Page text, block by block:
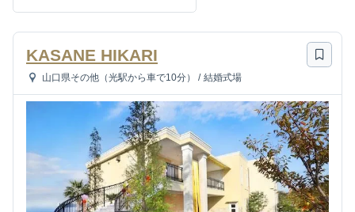
KASANE HIKARI
山口県その他（光駅から車で10分） / 結婚式場